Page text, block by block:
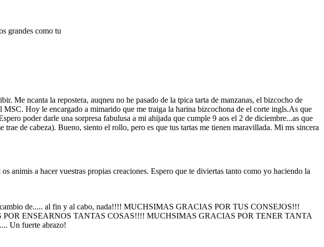
grandes como tu
Me ncanta la repostera, auqneu no he pasado de la tpica tarta de manzanas, el bizcocho de
Hoy le encargado a mimarido que me traiga la harina bizcochona de el corte ingls.As que
poder darle una sorpresa fabulusa a mi ahijada que cumple 9 aos el 2 de diciembre...as que
de cabeza). Bueno, siento el rollo, pero es que tus tartas me tienen maravillada. Mi ms sincera
animis a hacer vuestras propias creaciones. Espero que te diviertas tanto como yo haciendo la
cambio de..... al fin y al cabo, nada!!!! MUCHSIMAS GRACIAS POR TUS CONSEJOS!!!
ENSEARNOS TANTAS COSAS!!!! MUCHSIMAS GRACIAS POR TENER TANTA
Un fuerte abrazo!